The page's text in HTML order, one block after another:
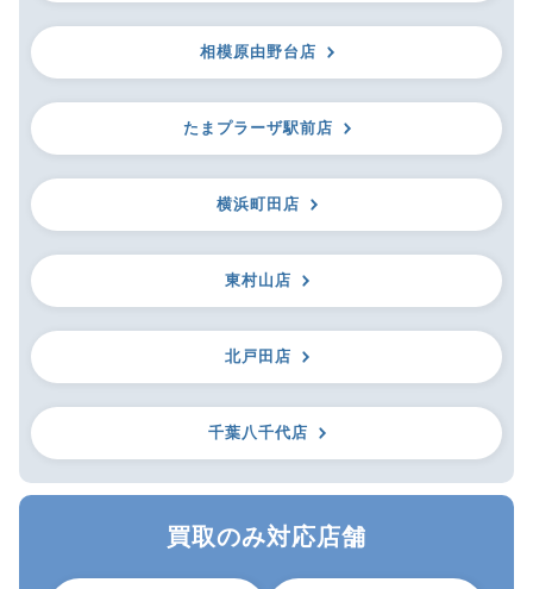
相模原由野台店
たまプラーザ駅前店
横浜町田店
東村山店
北戸田店
千葉八千代店
買取のみ対応店舗